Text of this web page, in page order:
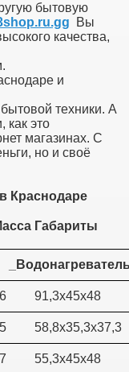
бытовую
Вы
качества,
и
техники. А
как это
магазинах. С
но и своё
Краснодаре
Габариты
91,3х45х48
58,8х35,3х37,3
55,3х45х48